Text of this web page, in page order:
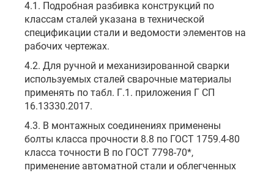
4.1. Подробная разбивка конструкций по
классам сталей указана в технической
спецификации стали и ведомости элементов на
рабочих чертежах.
4.2. Для ручной и механизированной сварки
используемых сталей сварочные материалы
применять по табл. Г.1. приложения Г СП
16.13330.2017.
4.3. В монтажных соединениях применены
болты класса прочности 8.8 по ГОСТ 1759.4-80
класса точности В по ГОСТ 7798-70*,
применение автоматной стали и облегченных